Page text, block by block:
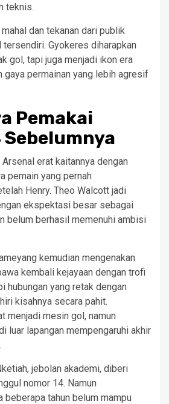
teknis.
dan tekanan dari publik
tersendiri. Gyokeres diharapkan
gol, tapi juga menjadi ikon era
gaya permainan yang lebih agresif
Pemakai
Sebelumnya
erat kaitannya dengan
pemain yang pernah
Henry. Theo Walcott jadi
ekspektasi besar sebagai
belum berhasil memenuhi ambisi
kemudian mengenakan
kembali kejayaan dengan trofi
hubungan yang retak dengan
kisahnya secara pahit.
menjadi mesin gol, namun
luar lapangan mempengaruhi akhir
jebolan akademi, diberi
nomor 14. Namun
beberapa tahun belum mampu